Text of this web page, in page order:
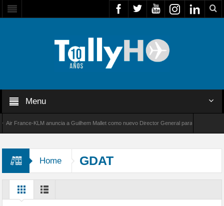
Menu
France-KLM anuncia a Guilhem Mallet como nuevo Director General para América Latina
Home GDAT